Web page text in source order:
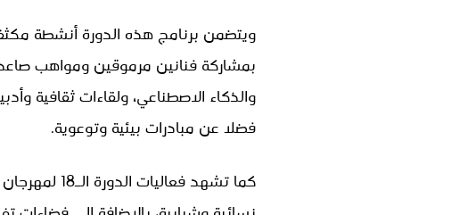
ويتضمن برنامج هذه الدورة أنشطة
بمشاركة فنانين مرموقين ومواهب
والذكاء الاصطناعي، ولقاءات ثقافية
فضلا عن مبادرات بيئية وتوعوية.
كما تشهد